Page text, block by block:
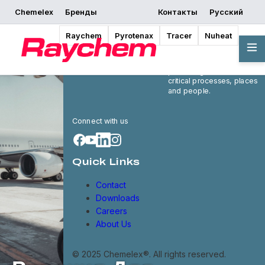
Chemelex Бренды
Raychem Pyrotenax Tracer Nuheat
Контакты Русский
leader in electric thermal
and sensing solutions,
critical processes, places
and people.
Connect with us
Quick Links
Contact
Downloads
Careers
About Us
© 2025 Chemelex®. All rights reserved.